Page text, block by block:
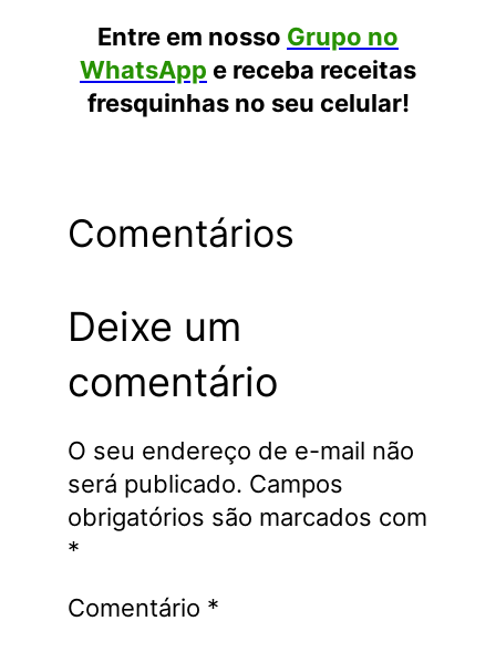
Entre em nosso Grupo no
WhatsApp e receba receitas
fresquinhas no seu celular!
Comentários
Deixe um
comentário
O seu endereço de e-mail não
será publicado. Campos
obrigatórios são marcados com
*
Comentário *